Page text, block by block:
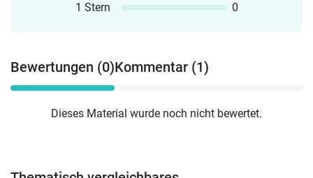
1 Stern
0
Bewertungen (0)Kommentar (1)
Dieses Material wurde noch nicht bewertet.